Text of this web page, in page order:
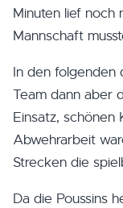
Minuten lief noch
Mannschaft
In den folgenden
Team dann aber
Einsatz, schönen
Abwehrarbeit
Strecken die
Da die Poussins